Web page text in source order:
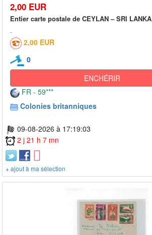
2,00 EUR
Entier carte postale de CEYLAN – SRI LANKA
2,00 EUR
0
ENCHÉRIR
FR - 59***
Colonies britanniques
09-08-2026 à 17:19:03
2 j 21 h 7 mn
+ ajout à ma sélection